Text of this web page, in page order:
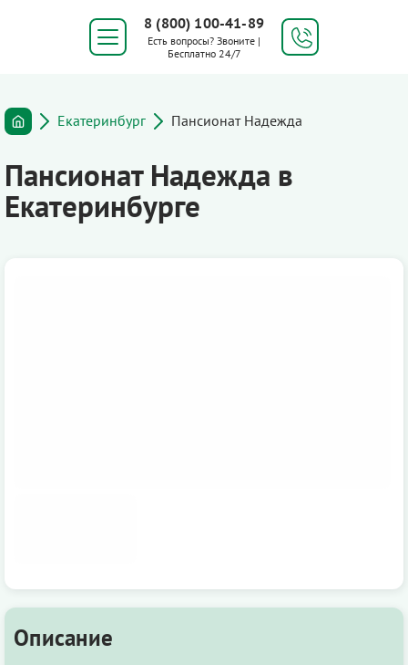
8 (800) 100-41-89
Есть вопросы? Звоните |
Бесплатно 24/7
Екатеринбург Пансионат Надежда
Пансионат Надежда в
Екатеринбурге
Описание